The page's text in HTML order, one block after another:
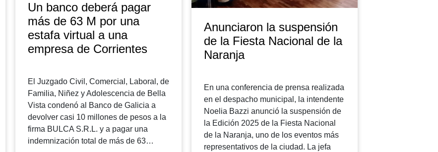
Un banco deberá pagar
más de 63 M por una
estafa virtual a una
empresa de Corrientes
El Juzgado Civil, Comercial, Laboral, de
Familia, Niñez y Adolescencia de Bella
Vista condenó al Banco de Galicia a
devolver casi 10 millones de pesos a la
firma BULCA S.R.L. y a pagar una
indemnización total de más de 63…
Anunciaron la suspensión
de la Fiesta Nacional de la
Naranja
En una conferencia de prensa realizada
en el despacho municipal, la intendente
Noelia Bazzi anunció la suspensión de
la Edición 2025 de la Fiesta Nacional
de la Naranja, uno de los eventos más
representativos de la ciudad. La jefa